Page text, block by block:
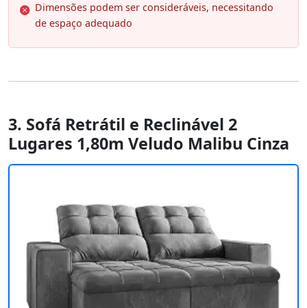
Dimensões podem ser consideráveis, necessitando
de espaço adequado
3. Sofá Retrátil e Reclinável 2
Lugares 1,80m Veludo Malibu Cinza